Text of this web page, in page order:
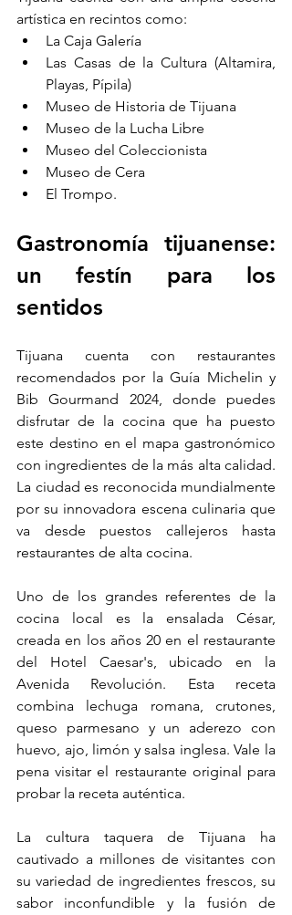
artística en recintos como:
La Caja Galería
Las Casas de la Cultura (Altamira,
Playas, Pípila)
Museo de Historia de Tijuana
Museo de la Lucha Libre
Museo del Coleccionista
Museo de Cera
El Trompo.
Gastronomía tijuanense:
un festín para los
sentidos
Tijuana cuenta con restaurantes
recomendados por la Guía Michelin y
Bib Gourmand 2024, donde puedes
disfrutar de la cocina que ha puesto
este destino en el mapa gastronómico
con ingredientes de la más alta calidad.
La ciudad es reconocida mundialmente
por su innovadora escena culinaria que
va desde puestos callejeros hasta
restaurantes de alta cocina.
Uno de los grandes referentes de la
cocina local es la ensalada César,
creada en los años 20 en el restaurante
del Hotel Caesar's, ubicado en la
Avenida Revolución. Esta receta
combina lechuga romana, crutones,
queso parmesano y un aderezo con
huevo, ajo, limón y salsa inglesa. Vale la
pena visitar el restaurante original para
probar la receta auténtica.
La cultura taquera de Tijuana ha
cautivado a millones de visitantes con
su variedad de ingredientes frescos, su
sabor inconfundible y la fusión de